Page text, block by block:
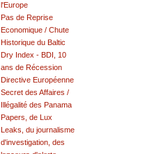
l'Europe
Pas de Reprise
Economique / Chute
Historique du Baltic
Dry Index - BDI, 10
ans de Récession
Directive Européenne
Secret des Affaires /
Illégalité des Panama
Papers, de Lux
Leaks, du journalisme
d'investigation, des